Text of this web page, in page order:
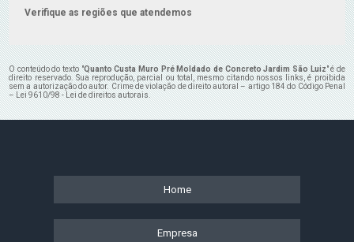
Verifique as regiões que atendemos
O conteúdo do texto "Quanto Custa Muro Pré Moldado de Concreto Jardim São Luiz" é de
direito reservado. Sua reprodução, parcial ou total, mesmo citando nossos links, é proibida
sem a autorização do autor. Crime de violação de direito autoral – artigo 184 do Código Penal
–Lei 9610/98 - Lei de direitos autorais.
Home
Empresa